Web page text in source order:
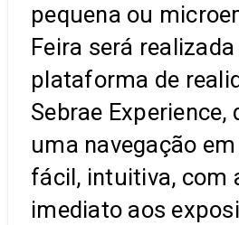
pequena ou
Feira será realizada
plataforma de
Sebrae Experience,
uma navegação
fácil, intuitiva, com
imediato aos